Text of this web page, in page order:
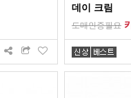
데이 크림
도매인증필요